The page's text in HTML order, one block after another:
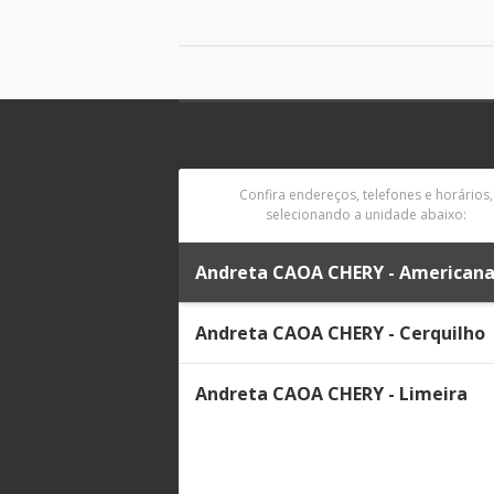
Confira endereços, telefones e horários,
selecionando a unidade abaixo:
Andreta CAOA CHERY - Americana
Andreta CAOA CHERY - Cerquilho
Andreta CAOA CHERY - Limeira